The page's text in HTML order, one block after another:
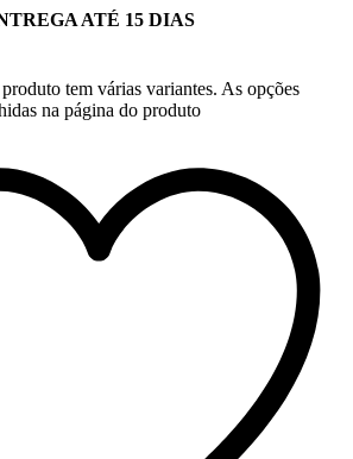
ATÉ 15 DIAS
tem várias variantes. As opções
na página do produto